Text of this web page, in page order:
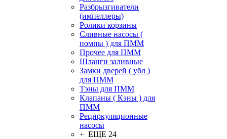
Разбрызгиватели
(импеллеры)
Ролики корзины
Сливные насосы (
помпы ) для ПММ
Прочее для ПММ
Шланги заливные
Замки дверей ( убл )
для ПММ
Тэны для ПММ
Клапаны ( Кэны ) для
ПММ
Рециркуляционные
насосы
+ ЕЩЕ 24